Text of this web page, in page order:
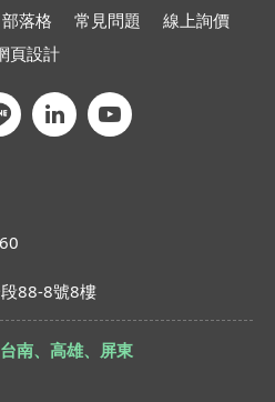
部落格 常見問題
線上詢價
頁設計
88-8號8樓
南、高雄、屏東